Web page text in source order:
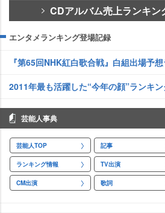
CDアルバム売上ランキン
エンタメランキング登場記録
『第65回NHK紅白歌合戦』白組出場予想
2011年最も活躍した“今年の顔”ランキン
芸能人事典
芸能人TOP 記事
ランキング情報 TV出演
CM出演 歌詞